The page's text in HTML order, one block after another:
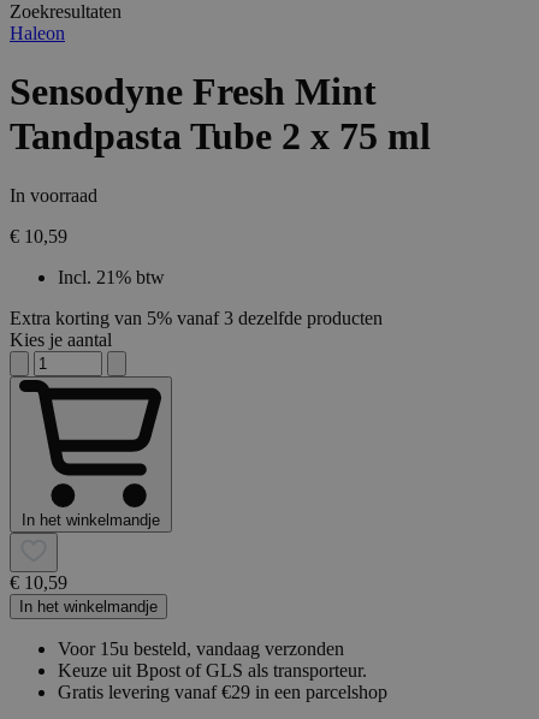
Zoekresultaten
Haleon
Sensodyne Fresh Mint
Tandpasta Tube 2 x 75 ml
In voorraad
€ 10,59
Incl. 21% btw
Extra korting van 5% vanaf 3 dezelfde producten
Kies je aantal
In het winkelmandje
€ 10,59
In het winkelmandje
Voor 15u besteld, vandaag verzonden
Keuze uit Bpost of GLS als transporteur.
Gratis levering vanaf €29 in een parcelshop